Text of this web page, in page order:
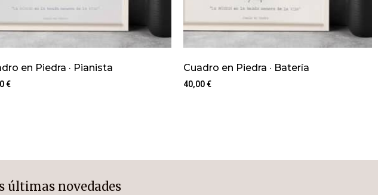
en Piedra · Pianista
€
Cuadro en Piedra · Batería
40,00€
últimas novedades